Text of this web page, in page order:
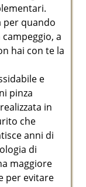
per quando
a
hai con te la
e
pinza
in
che
anni di
di
maggiore
per evitare